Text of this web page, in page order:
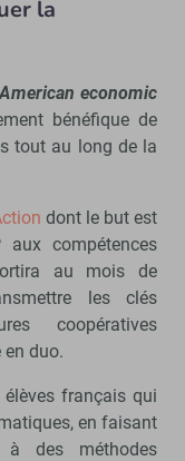
la
American economic
bénéfique de
tout au long de la
dont le but est
compétences
au mois de
les clés
coopératives
en duo.
français qui
en faisant
à des méthodes